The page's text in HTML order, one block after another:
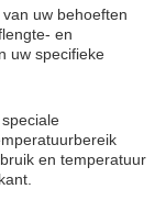
uw behoeften
en
uw specifieke
en temperatuur